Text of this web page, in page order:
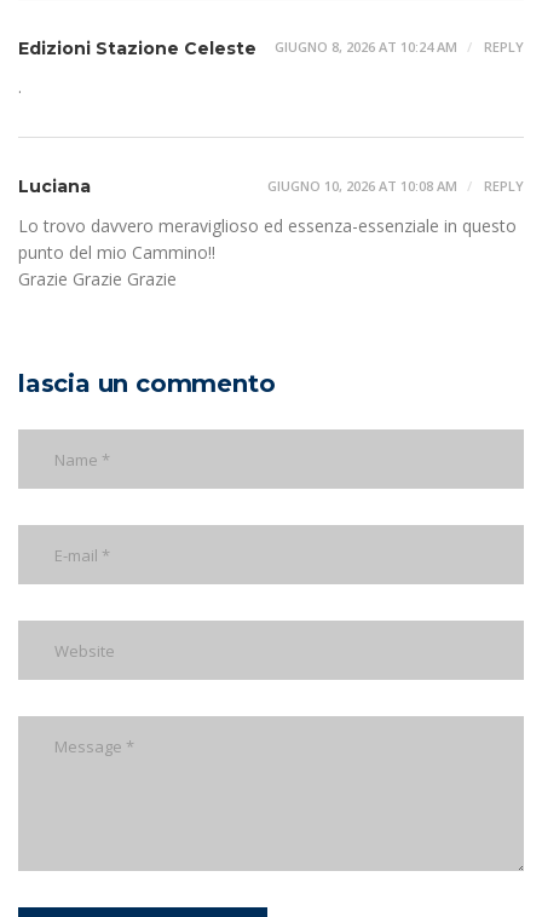
Edizioni Stazione Celeste GIUGNO 8, 2026 AT 10:24 AM REPLY
.
Luciana GIUGNO 10, 2026 AT 10:08 AM REPLY
Lo trovo davvero meraviglioso ed essenza-essenziale in questo
punto del mio Cammino!!
Grazie Grazie Grazie
lascia un commento